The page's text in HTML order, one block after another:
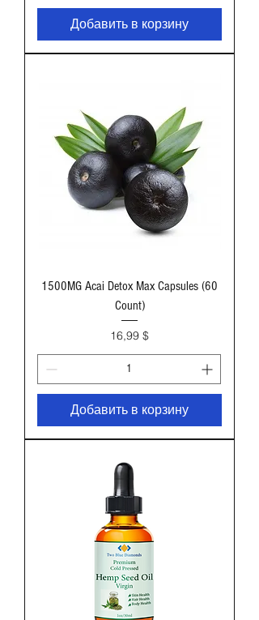
Добавить в корзину
1500MG Acai Detox Max Capsules (60
Count)
Цена
16,99 $
Добавить в корзину